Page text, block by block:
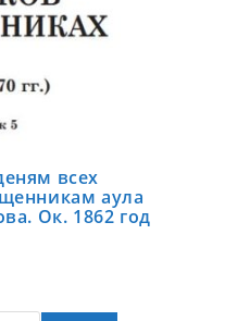
всех
аула
Ок. 1862 год